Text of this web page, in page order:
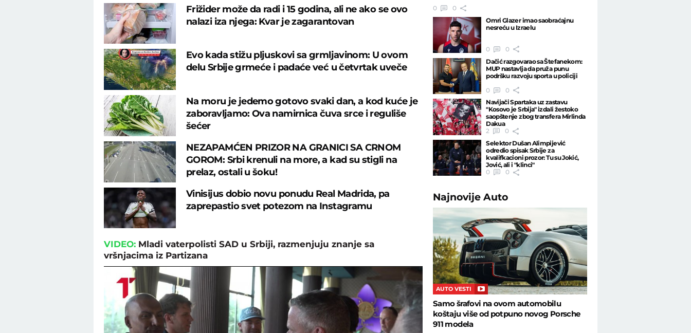
Frižider može da radi i 15 godina, ali ne ako se ovo
nalazi iza njega: Kvar je zagarantovan
Evo kada stižu pljuskovi sa grmljavinom: U ovom
delu Srbije grmeće i padaće već u četvrtak uveče
Na moru je jedemo gotovo svaki dan, a kod kuće je
zaboravljamo: Ova namirnica čuva srce i reguliše
šećer
NEZAPAMĆEN PRIZOR NA GRANICI SA CRNOM
GOROM: Srbi krenuli na more, a kad su stigli na
prelaz, ostali u šoku!
Vinisijus dobio novu ponudu Real Madrida, pa
zaprepastio svet potezom na Instagramu
VIDEO: Mladi vaterpolisti SAD u Srbiji, razmenjuju znanje sa
vršnjacima iz Partizana
0
0
Omri Glazer imao saobraćajnu
nesreću u Izraelu
0
0
Dačić razgovarao sa Štefanekom:
MUP nastavlja da pruža punu
podršku razvoju sporta u policiji
0
0
Navijači Spartaka uz zastavu
"Kosovo je Srbija" izdali žestoko
saopštenje zbog transfera Mirlinda
Dakua
2
0
Selektor Dušan Alimpijević
odredio spisak Srbije za
kvalifkacioni prozor: Tu su Jokić,
Jović, ali i "klinci"
0
0
NajnovijeAuto
AUTO VESTI
Samo šrafovi na ovom automobilu
koštaju više od potpuno novog Porsche
911 modela